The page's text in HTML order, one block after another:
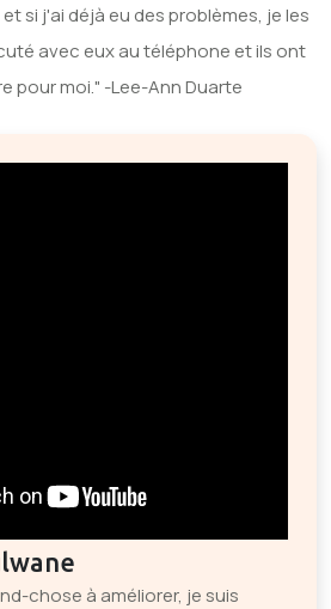
si j'ai déjà eu des problèmes, je les
avec eux au téléphone et ils ont
pour moi." -Lee-Ann Duarte
chose à améliorer, je suis